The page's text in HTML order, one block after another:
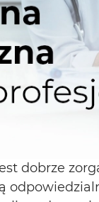
dobrze